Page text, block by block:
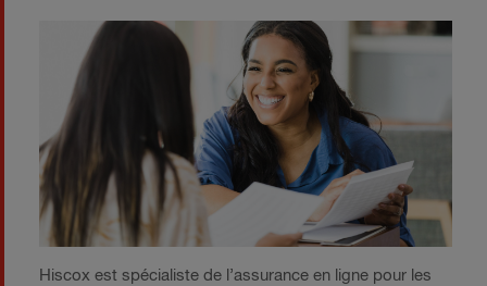
Hiscox est spécialiste de l’assurance en ligne pour les